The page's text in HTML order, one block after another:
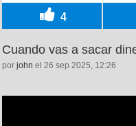
4
Cuando vas a sacar
por john el 26 sep 2025, 12:26